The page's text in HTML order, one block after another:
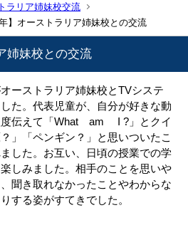
ラリア姉妹校交流
年】オーストラリア姉妹校との交流
姉妹校との交流
ーストラリア姉妹校とTVシステ
た。代表児童が、自分が好きな動
度伝えて「What am I ?」とクイ
」「ペンギン？」と思いついたこ
した。お互い、日頃の授業での学
しみました。相手のことを思いや
聞き取れなかったことやわからな
する姿がすてきでした。